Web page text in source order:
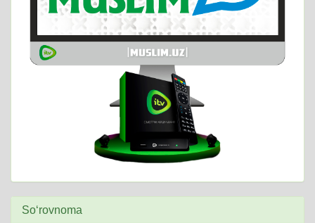
So‘rovnoma